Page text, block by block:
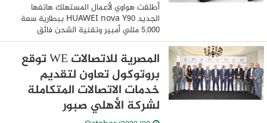
أطلقت هواوي لأعمال المستهلك هاتفها
الجديد HUAWEI nova Y90 ببطارية سعة
5,000 مللي أمبير وتقنية الشحن فائق
السرعة بقوة 40 واط وخلال السطور التالية
نستعرض مواصفات هاتف HUAWEI الجديد.
هاتف HUAWEI ...
المصرية للاتصالات WE توقع
بروتوكول تعاون لتقديم
خدمات الاتصالات المتكاملة
لشركة الأهلي صبور